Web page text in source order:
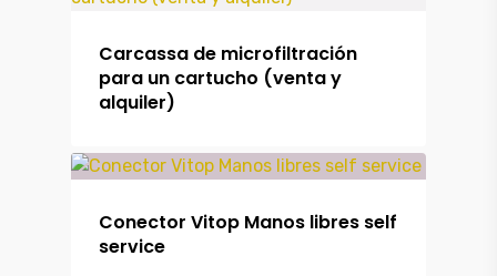
Carcassa de microfiltración
para un cartucho (venta y
alquiler)
Conector Vitop Manos libres self
service